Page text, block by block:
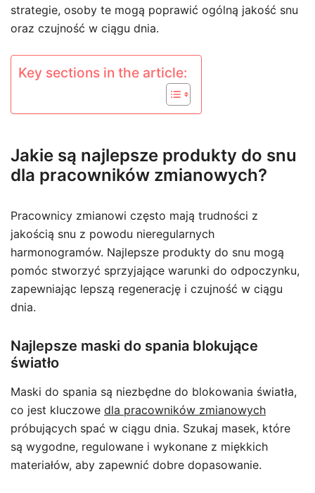
strategie, osoby te mogą poprawić ogólną jakość snu
oraz czujność w ciągu dnia.
Key sections in the article:
Jakie są najlepsze produkty do snu
dla pracowników zmianowych?
Pracownicy zmianowi często mają trudności z
jakością snu z powodu nieregularnych
harmonogramów. Najlepsze produkty do snu mogą
pomóc stworzyć sprzyjające warunki do odpoczynku,
zapewniając lepszą regenerację i czujność w ciągu
dnia.
Najlepsze maski do spania blokujące
światło
Maski do spania są niezbędne do blokowania światła,
co jest kluczowe dla pracowników zmianowych
próbujących spać w ciągu dnia. Szukaj masek, które
są wygodne, regulowane i wykonane z miękkich
materiałów, aby zapewnić dobre dopasowanie.